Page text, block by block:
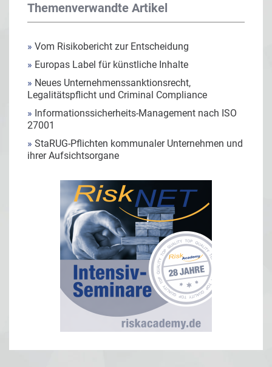
Themenverwandte Artikel
» Vom Risikobericht zur Entscheidung
» Europas Label für künstliche Inhalte
» Neues Unternehmenssanktionsrecht,
Legalitätspflicht und Criminal Compliance
» Informationssicherheits-Management nach ISO
27001
» StaRUG-Pflichten kommunaler Unternehmen und
ihrer Aufsichtsorgane